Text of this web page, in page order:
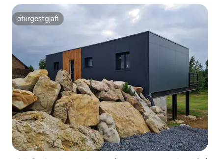
ofurgestgjafi
ofurgestgjafi